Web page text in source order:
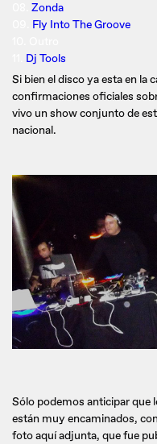
Zonda
Fly Into The Groove
Dj Tools
Si bien el disco ya esta en la
confirmaciones oficiales
vivo un show conjunto de
nacional.
Sólo podemos anticipar que
están muy encaminados,
foto aquí adjunta, que fue